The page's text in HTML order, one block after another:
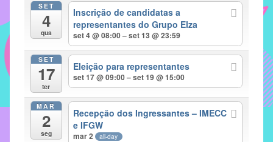
IMECC
como
atribuição
implementar
mecanismos
proporcionem
SET
4
qua
Inscrição de candidatas a
representantes do Grupo Elza
set 4 @ 08:00 – set 13 @ 23:59
SET
17
ter
Eleição para representantes
set 17 @ 09:00 – set 19 @ 15:00
MAR
2
seg
Recepção dos Ingressantes – IMECC
e IFGW
mar 2 all-day